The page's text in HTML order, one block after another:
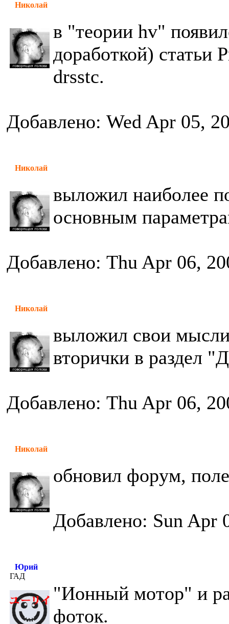
Николай
в "теории hv"
доработкой) статьи
drsstc.
Добавлено: Wed Apr 05,
Николай
выложил наиболее
основным
Добавлено: Thu Apr 06,
Николай
выложил свои
вторички в раздел
Добавлено: Thu Apr 06,
Николай
обновил форум,
Добавлено: Sun Apr
Юрий
ГАД
"Ионный мотор" и
фоток.